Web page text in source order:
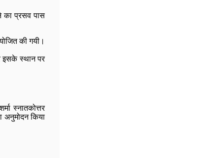
का प्रसव पास
की गयी।
इसके स्थान पर
स्नातकोत्तर
अनुमोदन किया